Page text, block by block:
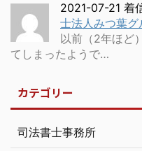
2021-07-21 着
士法人みつ葉グ
以前（2年ほど
てしまったようで…
カテゴリー
司法書士事務所